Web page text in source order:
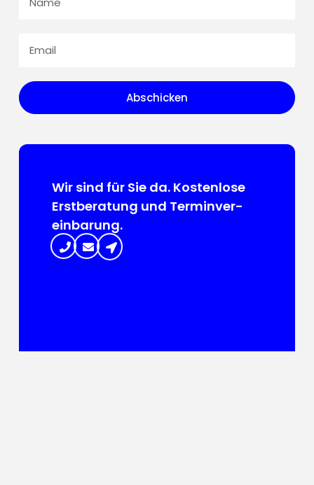
Abschicken
Wir sind für Sie da. Kosten­lose
Erst­beratung und Termin­ver­
ein­barung.